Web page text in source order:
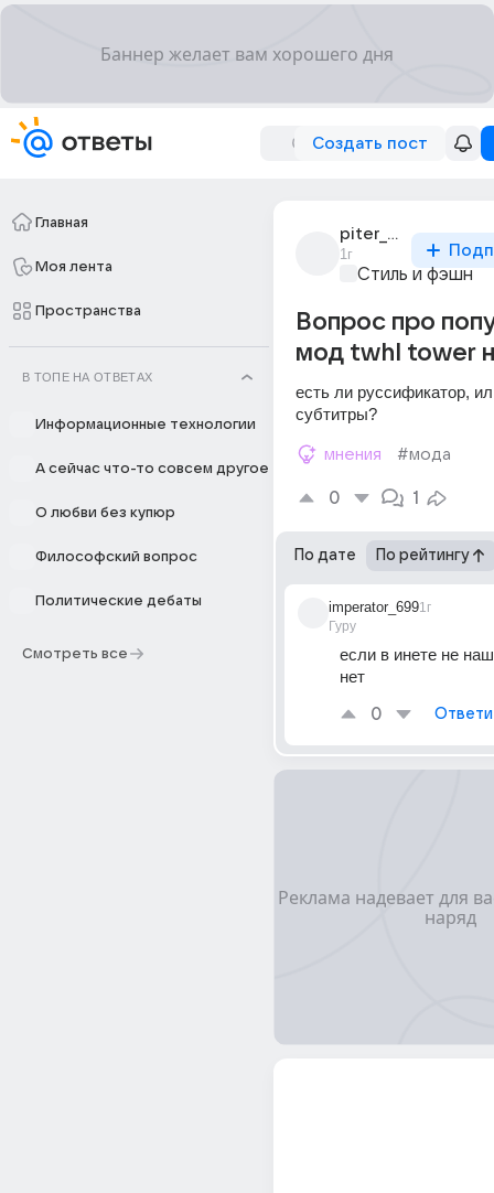
Создать пост
Главная
Моя лента
Пространства
В ТОПЕ НА ОТВЕТАХ
Информационные технологии
А сейчас что-то совсем другое
О любви без купюр
Философский вопрос
Политические дебаты
Смотреть все
piter_parker_1121
1г
Стиль и фэшн
Вопрос про
мод twhl tower
есть ли руссификатор,
субтитры?
мнения #мода
0 1
По дате По рейтингу
imperator_699
Гуру
1г
если в инете не
нет
0